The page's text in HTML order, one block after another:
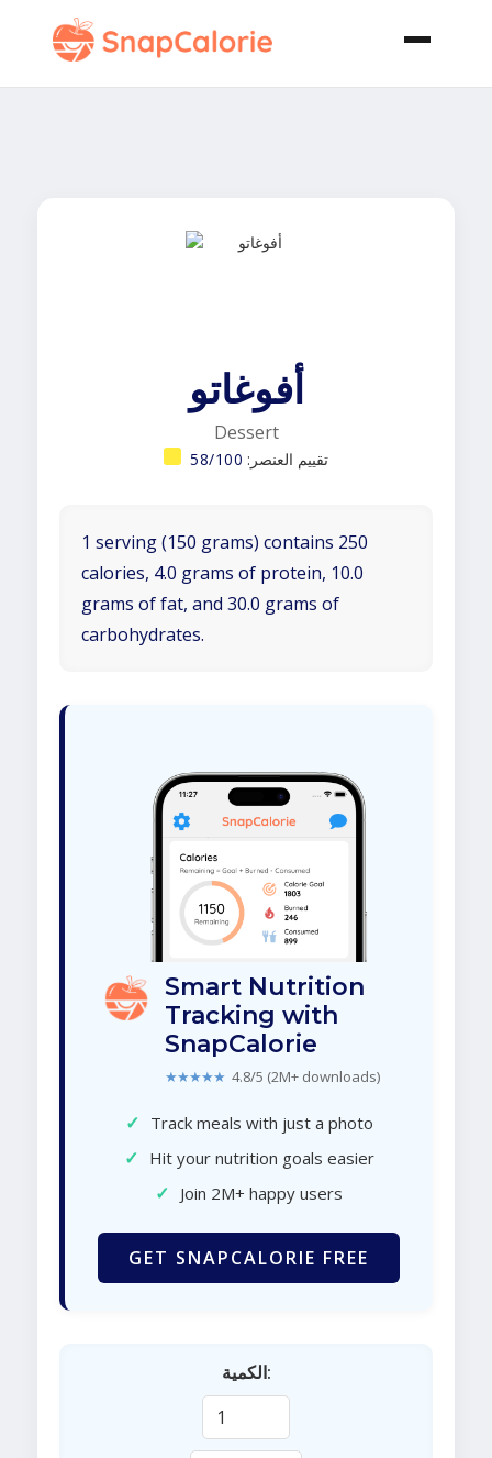
أفوغاتو
Dessert
تقييم العنصر: 58/100
1 serving (150 grams) contains 250
calories, 4.0 grams of protein, 10.0
grams of fat, and 30.0 grams of
carbohydrates.
Smart Nutrition
Tracking with
SnapCalorie
★★★★★ 4.8/5 (2M+ downloads)
✓ Track meals with just a photo
✓ Hit your nutrition goals easier
✓ Join 2M+ happy users
GET SNAPCALORIE FREE
الكمية: